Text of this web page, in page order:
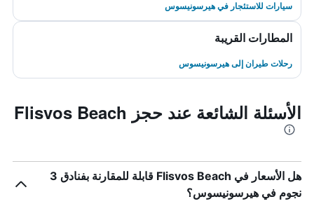
سيارات للاستئجار في هيرسونيسوس
المطارات القريبة
رحلات طيران إلى هيرسونيسوس
الأسئلة الشائعة عند حجز Flisvos Beach
هل الأسعار في Flisvos Beach قابلة للمقارنة بفنادق 3
نجوم في هيرسونيسوس؟